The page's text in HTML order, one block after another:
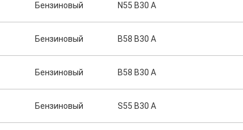
Бензиновый N55 B30 A
Бензиновый B58 B30 A
Бензиновый B58 B30 A
Бензиновый S55 B30 A